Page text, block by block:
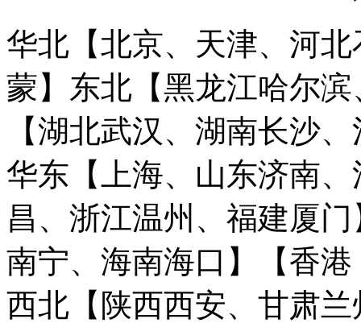
华北【北京、天津、河
蒙】 东北【黑龙江哈尔
【湖北武汉、湖南长沙
华东【上海、山东济南
昌、浙江温州、福建厦门
南宁、海南海口】
【香
西北【陕西西安、甘肃